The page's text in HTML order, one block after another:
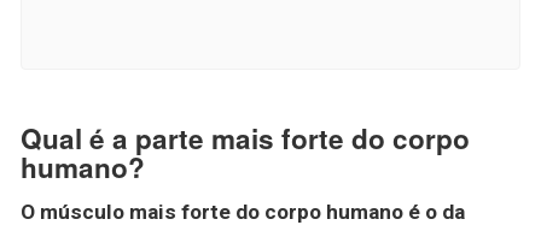
Qual é a parte mais forte do corpo
humano?
O músculo mais forte do corpo humano é o da